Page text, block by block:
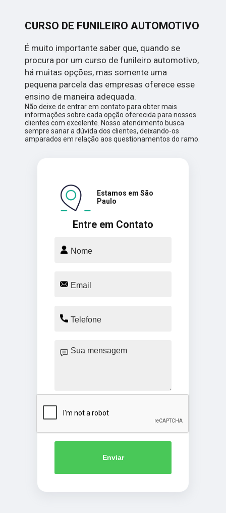
CURSO DE FUNILEIRO AUTOMOTIVO
É muito importante saber que, quando se
procura por um curso de funileiro automotivo,
há muitas opções, mas somente uma
pequena parcela das empresas oferece esse
ensino de maneira adequada.
Não deixe de entrar em contato para obter mais
informações sobre cada opção oferecida para nossos
clientes com excelente. Nosso atendimento busca
sempre sanar a dúvida dos clientes, deixando-os
amparados em relação aos questionamentos do ramo.
Entre em Contato
Estamos em São
Paulo
Enviar